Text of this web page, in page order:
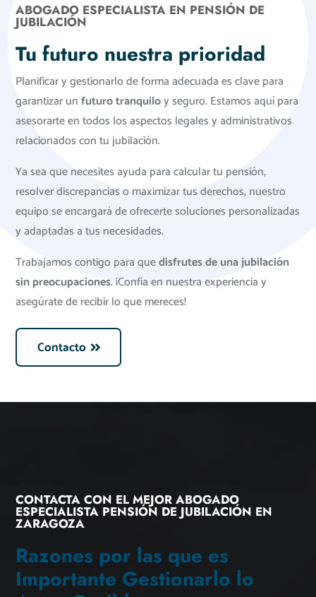
ABOGADO ESPECIALISTA EN PENSIÓN DE
JUBILACIÓN
Tu futuro nuestra prioridad
Planificar y gestionarlo de forma adecuada es clave para
garantizar unfuturo tranquiloy seguro. Estamos aquí para
asesorarte en todos los aspectos legales y administrativos
relacionados con tu jubilación.
Ya sea que necesites ayuda para calcular tu pensión,
resolver discrepancias o maximizar tus derechos, nuestro
equipo se encargará de ofrecerte soluciones personalizadas
y adaptadas a tus necesidades.
Trabajamos contigo para quedisfrutes de una jubilación
sin preocupaciones. ¡Confía en nuestra experiencia y
asegúrate de recibir lo que mereces!
Contacto
CONTACTA CON EL MEJOR ABOGADO
ESPECIALISTA PENSIÓN DE JUBILACIÓN EN
ZARAGOZA
Razones por las que es
Importante Gestionarlo lo